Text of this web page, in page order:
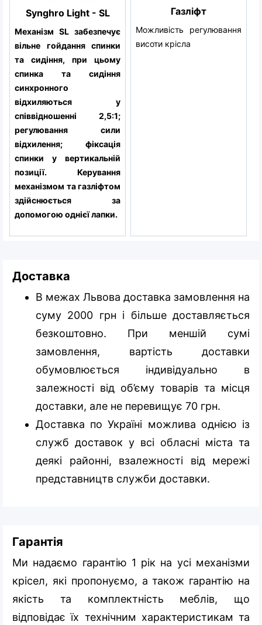
Synghro Light - SL
Механізм SL забезпечує
вільне гойдання спинки
та сидіння, при цьому
спинка та сидіння
синхронного
відхиляються у
співвідношенні 2,5:1;
регулювання сили
відхилення; фіксація
спинки у вертикальній
позиції. Керування
механізмом та газліфтом
здійснюється за
допомогою однієї лапки.
Газліфт
Можливість регулювання
висоти крісла
Доставка
В межах Львова доставка замовлення на
суму 2000 грн і більше доставляється
безкоштовно. При меншій сумі
замовлення, вартість доставки
обумовлюється індивідуально в
залежності від об’єму товарів та місця
доставки, але не перевищує 70 грн.
Доставка по Україні можлива однією із
служб доставок у всі обласні міста та
деякі районні, взалежності від мережі
представництв служби доставки.
Гарантія
Ми надаємо гарантію 1 рік на усі механізми
крісел, які пропонуємо, а також гарантію на
якість та комплектність меблів, що
відповідає їх технічним характеристикам та